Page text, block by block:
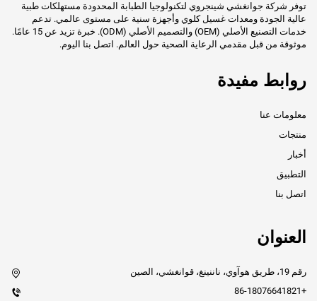
توفر شركة جوانغشي شينجروي لتكنولوجيا الطبابة المحدودة مستهلكات طبية
عالية الجودة ومعدات غسيل كلوي وأجهزة سنية على مستوى عالمي. تدعم
خدمات التصنيع الأصلي (OEM) والتصميم الأصلي (ODM). خبرة تزيد عن 15 عامًا.
موثوقة من قبل مقدمي الرعاية الصحية حول العالم. اتصل بنا اليوم.
روابط مفيدة
معلومات عنا
منتجات
أخبار
التطبيق
اتصل بنا
العنوان
رقم 19، طريق هوآوي، ناننينغ، قوانغشي، الصين
+86-18076641821